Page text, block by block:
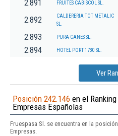
2.891 FRUITES CABISCOL SL.
2.892
CALDERERIA TOT METALIC
SL.
2.893 PURA CANES SL.
2.894 HOTEL PORT 1730 SL.
Ver
Posición 242.146 en el
Empresas Españolas
Fruespasa Sl. se encuentra en la
Empresas.